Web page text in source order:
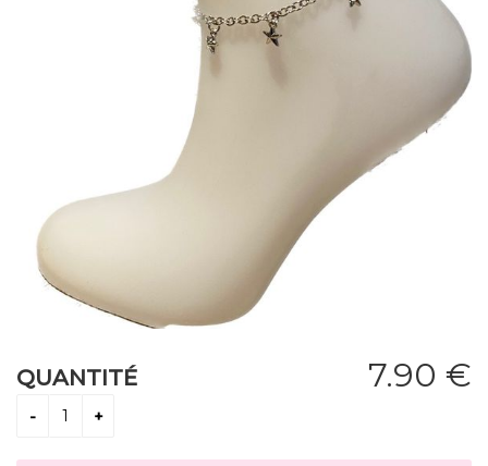
7.90 €
QUANTITÉ